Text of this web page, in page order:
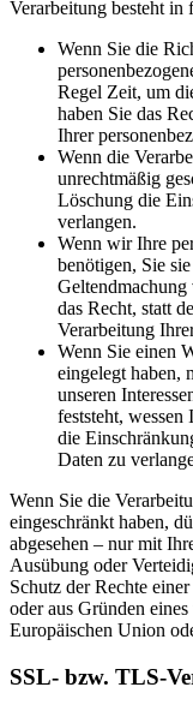
Verarbeitung besteht in
Wenn Sie die
Regel Zeit, um
haben Sie das
Ihrer
Wenn die
unrechtmäßig
Löschung die
verlangen.
Wenn wir Ihre
benötigen, Sie
Geltendmachung
das Recht, statt
Verarbeitung
Wenn Sie einen
eingelegt haben,
unseren
feststeht, wessen
die
Daten zu
Wenn Sie die
eingeschränkt haben,
abgesehen – nur mit
Ausübung oder
Schutz der Rechte
oder aus Gründen
Europäischen Union
SSL- bzw. TLS-